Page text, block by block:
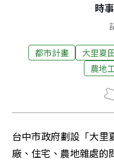
時
都市計畫 大里夏
農地
台中市政府劃設「大里
廠、住宅、農地雜處的